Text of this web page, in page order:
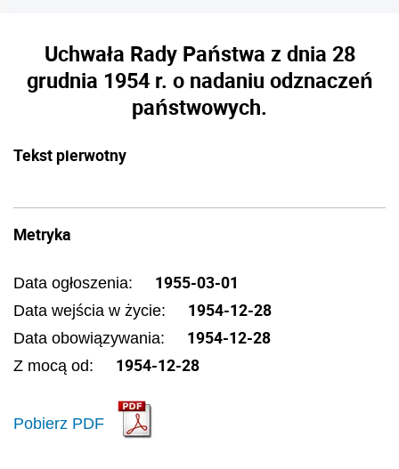
Uchwała Rady Państwa z dnia 28
grudnia 1954 r. o nadaniu odznaczeń
państwowych.
Tekst pierwotny
Metryka
Data ogłoszenia: 1955-03-01
Data wejścia w życie: 1954-12-28
Data obowiązywania: 1954-12-28
Z mocą od: 1954-12-28
Pobierz PDF